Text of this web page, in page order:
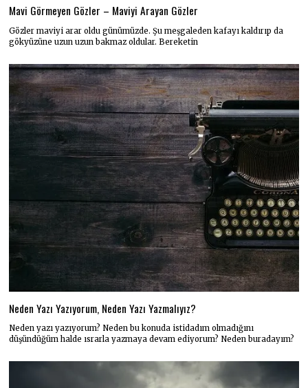
Mavi Görmeyen Gözler – Maviyi Arayan Gözler
Gözler maviyi arar oldu günümüzde. Şu meşgaleden kafayı kaldırıp da
gökyüzüne uzun uzun bakmaz oldular. Bereketin
Neden Yazı Yazıyorum, Neden Yazı Yazmalıyız?
Neden yazı yazıyorum? Neden bu konuda istidadım olmadığını
düşündüğüm halde ısrarla yazmaya devam ediyorum? Neden buradayım?